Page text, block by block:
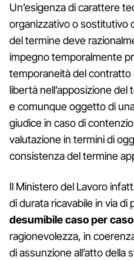
Un’esigenza di carattere
organizzativo o sostitutivo
del termine deve
impegno temporalmente
temporaneità del contratto
libertà nell’apposizione
e comunque oggetto di
giudice in caso di
valutazione in termini di
consistenza del termine
Il Ministero del Lavoro
di durata ricavabile in via di
desumibile caso per caso
ragionevolezza, in
di assunzione all’atto della